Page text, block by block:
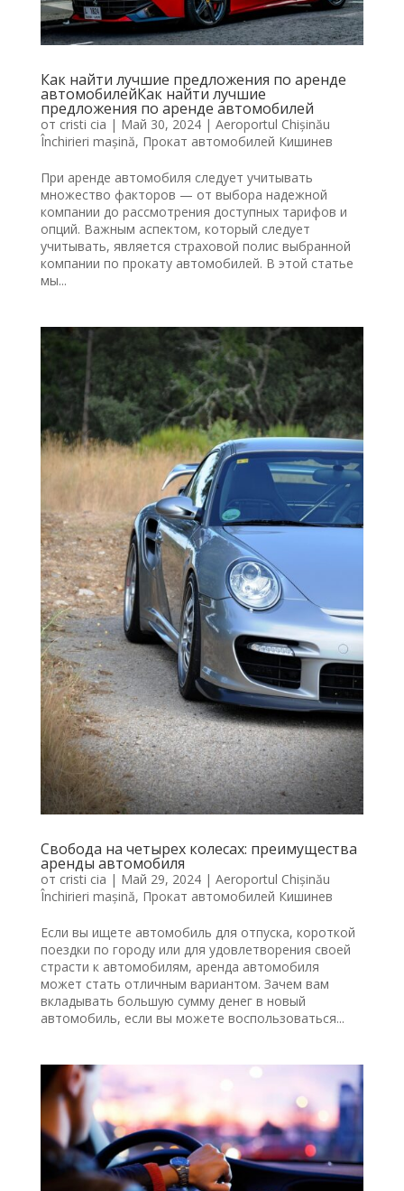
Как найти лучшие предложения по аренде
автомобилейКак найти лучшие
предложения по аренде автомобилей
от cristi cia | Май 30, 2024| Aeroportul Chișinău
Închirieri mașină, Прокат автомобилей Кишинев
При аренде автомобиля следует учитывать
множество факторов — от выбора надежной
компании до рассмотрения доступных тарифов и
опций. Важным аспектом, который следует
учитывать, является страховой полис выбранной
компании по прокату автомобилей. В этой статье
мы...
Свобода на четырех колесах: преимущества
аренды автомобиля
от cristi cia | Май 29, 2024| Aeroportul Chișinău
Închirieri mașină, Прокат автомобилей Кишинев
Если вы ищете автомобиль для отпуска, короткой
поездки по городу или для удовлетворения своей
страсти к автомобилям, аренда автомобиля
может стать отличным вариантом. Зачем вам
вкладывать большую сумму денег в новый
автомобиль, если вы можете воспользоваться...